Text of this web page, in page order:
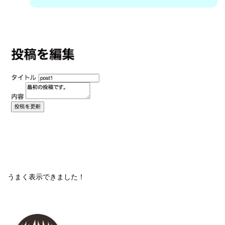
うまく表示できました！